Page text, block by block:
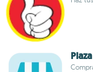
Plaza